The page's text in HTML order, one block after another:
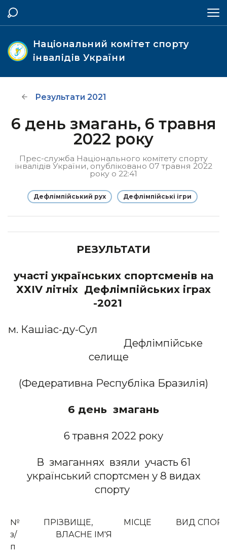
Національний комітет спорту
інвалідів України
Результати 2021
6 день змагань, 6 травня
2022 року
Прес-служба Національного комітету спорту
інвалідів України, опубліковано 07 травня 2022
року о 22:41
Дефлімпійський рух Дефлімпійські ігри
РЕЗУЛЬТАТИ
участі українських спортсменів на
ХХIV літніх Дефлімпійських іграх
-2021
м. Кашіас-ду-Сул
Дефлімпійське
селище
(Федеративна Республіка Бразилія)
6 день змагань
6 травня 2022 року
В змаганнях взяли участь 61
український спортсмен у 8 видах
спорту
№
з/
п
ПРІЗВИЩЕ,
ВЛАСНЕ ІМ'Я
МІСЦЕ ВИД